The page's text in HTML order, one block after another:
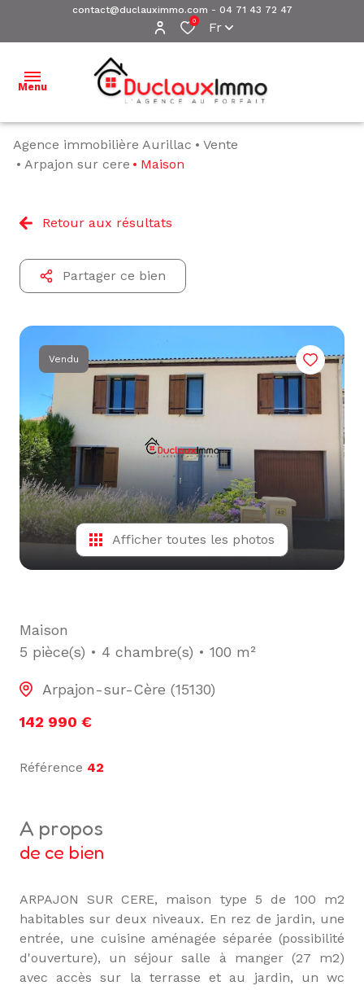
contact@duclauximmo.com - 04 71 43 72 47
0 Fr
Menu
ACCUEIL
BIENS À
VENDRE
NOS
BIENS
L'ÉQUIPE
ALERTE
E-MAIL
Agence immobilière Aurillac
Vente
Arpajon sur cere
Maison
Retour aux résultats
Partager ce bien
Vendu
Afficher toutes les photos
Maison
5 pièce(s)
4 chambre(s) 100 m²
Arpajon-sur-Cère (15130)
142 990 €
Référence 42
a propos
de ce bien
ARPAJON SUR CERE, maison type 5 de 100 m2
habitables sur deux niveaux. En rez de jardin, une
entrée, une cuisine aménagée séparée (possibilité
d'ouverture), un séjour salle à manger (27 m2)
avec accès sur la terrasse et au jardin, un wc